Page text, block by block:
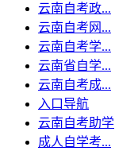
云南自考政...
云南自考网...
云南自考学...
云南省自学...
云南自考成...
入口导航
云南自考助学
成人自学考...